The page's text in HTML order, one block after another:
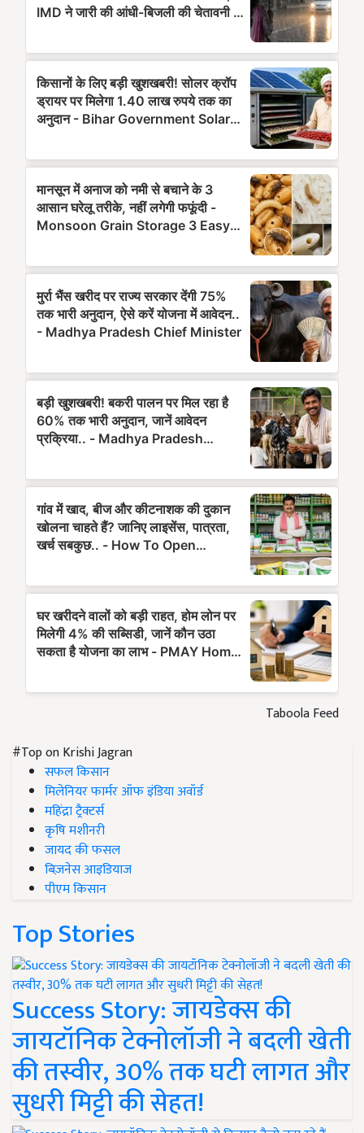
Taboola Feed
#Top on Krishi Jagran
सफल किसान
मिलेनियर फार्मर ऑफ इंडिया अवॉर्ड
महिंद्रा ट्रैक्टर्स
कृषि मशीनरी
जायद की फसल
बिज़नेस आइडियाज
पीएम किसान
Top Stories
Success Story: जायडेक्स की
जायटॉनिक टेक्नोलॉजी ने बदली खेती
की तस्वीर, 30% तक घटी लागत और
सुधरी मिट्टी की सेहत!